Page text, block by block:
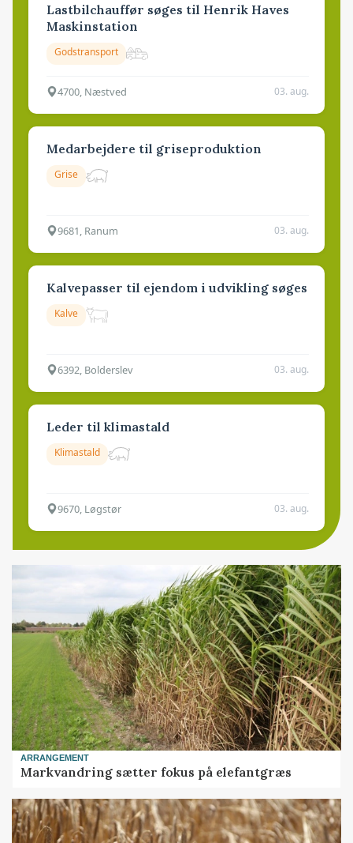
Lastbilchauffør søges til Henrik Haves
Maskinstation
Godstransport
4700, Næstved 03. aug.
Medarbejdere til griseproduktion
Grise
9681, Ranum 03. aug.
Kalvepasser til ejendom i udvikling søges
Kalve
6392, Bolderslev 03. aug.
Leder til klimastald
Klimastald
9670, Løgstør 03. aug.
ARRANGEMENT
Markvandring sætter fokus på elefantgræs